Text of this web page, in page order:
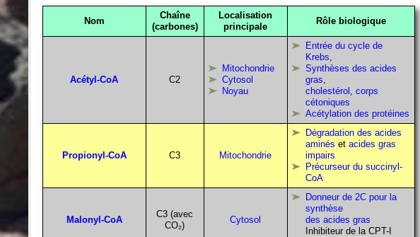
Nom
Chaîne
(carbones)
Localisation
principale
Rôle biologique
Acétyl-CoA C2
Mitochondrie
Cytosol
Noyau
Entrée du cycle de
Krebs,
Synthèses des acides
gras,
cholestérol , corps
cétoniques
Acétylation des protéines
Propionyl-CoA C3 Mitochondrie
Dégradation des acides
aminés et acides gras
impairs
Précurseur du succinyl-
CoA
Malonyl-CoA
C3 (avec
CO₂)
Cytosol
Donneur de 2C pour la
synthèse
des acides gras
Inhibiteur de la CPT-I